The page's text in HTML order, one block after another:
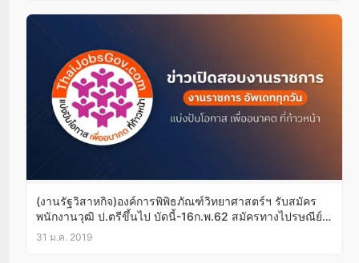
(งานรัฐวิสาหกิจ)องค์การพิพิธภัณฑ์วิทยาศาสตร์ฯ รับสมัคร
พนักงานวุฒิ ป.ตรีขึ้นไป บัดนี้-16ก.พ.62 สมัครทางไปรษณีย์
ได้!
31 ม.ค. 2019